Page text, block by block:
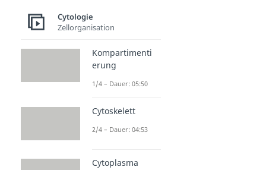
Cytologie
Zellorganisation
Kompartimenti
erung
1/4 – Dauer: 05:50
Cytoskelett
2/4 – Dauer: 04:53
Cytoplasma